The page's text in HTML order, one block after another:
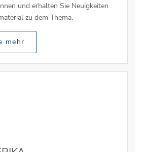
und erhalten Sie Neuigkeiten
zu dem Thema.
mehr